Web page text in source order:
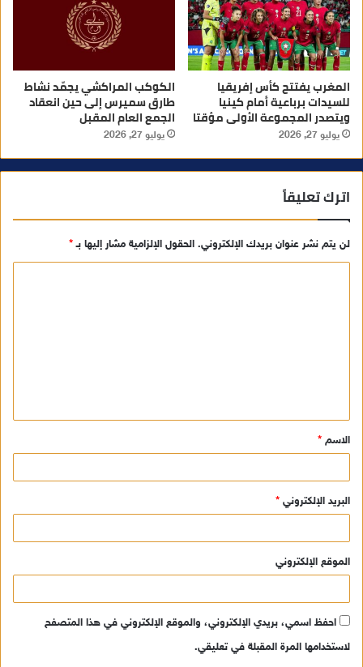
المغرب يفتتح كأس إفريقيا
للسيدات برباعية أمام كينيا
ويتصدر المجموعة الأولى مؤقتا
يوليو 27, 2026
الكوكب المراكشي يجمّد نشاط
طارق سميرس إلى حين انعقاد
الجمع العام المقبل
يوليو 27, 2026
اترك تعليقاً
لن يتم نشر عنوان بريدك الإلكتروني. الحقول الإلزامية مشار إليها بـ*
ق
*
الاسم *
البريد الإلكتروني *
الموقع الإلكتروني
احفظ اسمي، بريدي الإلكتروني، والموقع الإلكتروني في هذا المتصفح
لاستخدامها المرة المقبلة في تعليقي.